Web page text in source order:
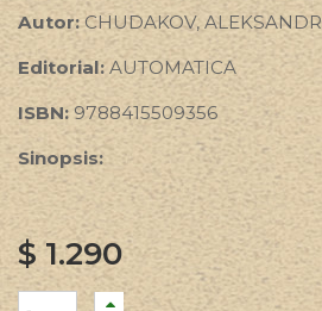
Autor:CHUDAKOV, ALEKSANDR
Editorial:AUTOMATICA
ISBN: 9788415509356
Sinopsis:
$1.290